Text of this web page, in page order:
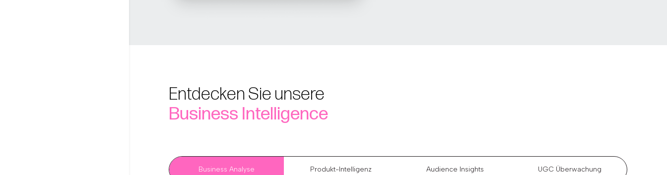
Entdecken Sie unsere
Business Intelligence
Business Analyse Produkt-Intelligenz Audience Insights UGC Überwachung